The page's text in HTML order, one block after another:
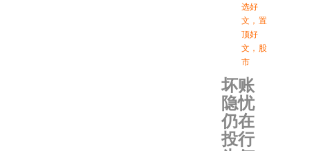
选好
文 ， 置
顶好
文 ， 股
市
坏账
隐忧
仍在
投行